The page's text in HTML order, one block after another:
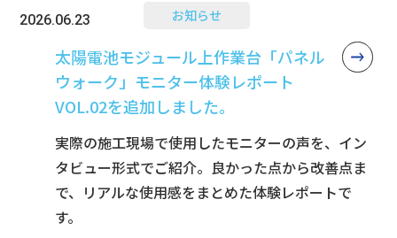
2026.06.23 お知らせ
太陽電池モジュール上作業台「パネル
ウォーク」モニター体験レポート
VOL.02を追加しました。
実際の施工現場で使用したモニターの声を、イン
タビュー形式でご紹介。良かった点から改善点ま
で、リアルな使用感をまとめた体験レポートで
す。